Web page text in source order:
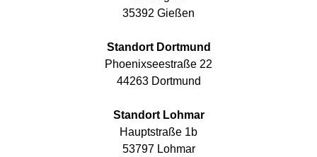
35392 Gießen
Standort Dortmund
Phoenixseestraße 22
44263 Dortmund
Standort Lohmar
Hauptstraße 1b
53797 Lohmar